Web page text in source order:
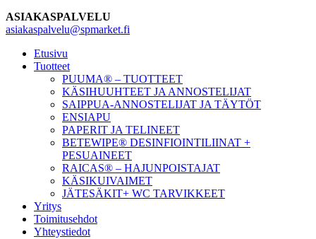
ASIAKASPALVELU
asiakaspalvelu@spmarket.fi
Etusivu
Tuotteet
PUUMA® – TUOTTEET
KÄSIHUUHTEET JA ANNOSTELIJAT
SAIPPUA-ANNOSTELIJAT JA TÄYTÖT
ENSIAPU
PAPERIT JA TELINEET
BETEWIPE® DESINFIOINTILIINAT +
PESUAINEET
RAICAS® – HAJUNPOISTAJAT
KÄSIKUIVAIMET
JÄTESÄKIT+ WC TARVIKKEET
Yritys
Toimitusehdot
Yhteystiedot